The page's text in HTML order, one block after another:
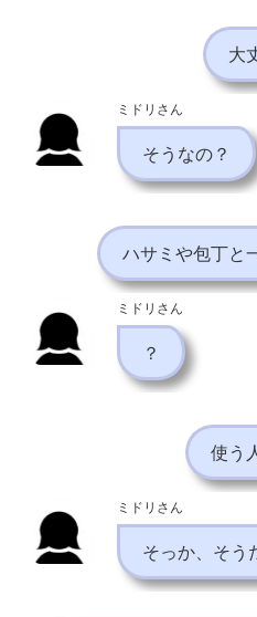
大
ミドリさん
そうなの？
ハサミや包丁と
ミドリさん
？
使う
ミドリさん
そっか、そう